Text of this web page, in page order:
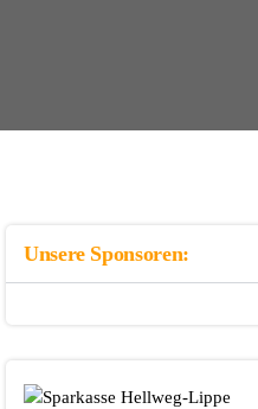
Unsere Sponsoren: